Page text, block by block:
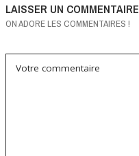
LAISSER UN COMMENTAIRE
ON ADORE LES COMMENTAIRES !
Votre commentaire